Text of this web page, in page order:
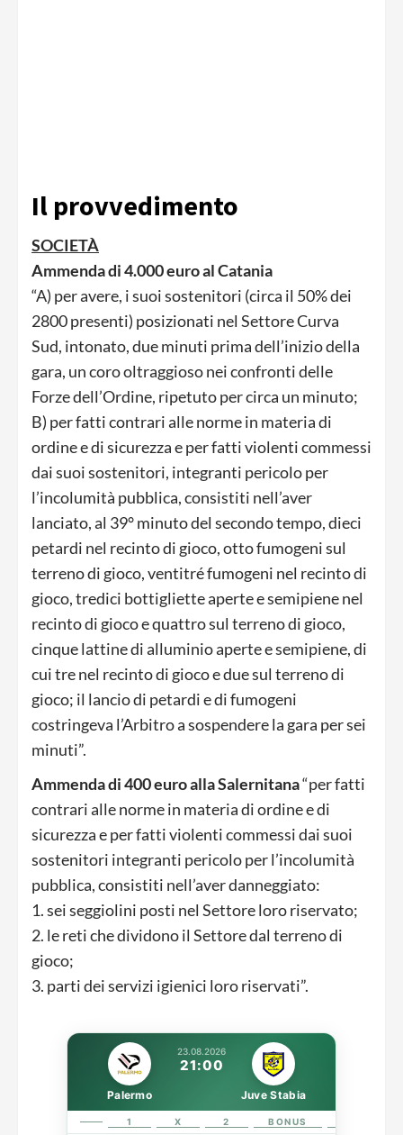
Il provvedimento
SOCIETÀ
Ammenda di 4.000 euro al Catania
“A) per avere, i suoi sostenitori (circa il 50% dei
2800 presenti) posizionati nel Settore Curva
Sud, intonato, due minuti prima dell’inizio della
gara, un coro oltraggioso nei confronti delle
Forze dell’Ordine, ripetuto per circa un minuto;
B) per fatti contrari alle norme in materia di
ordine e di sicurezza e per fatti violenti commessi
dai suoi sostenitori, integranti pericolo per
l’incolumità pubblica, consistiti nell’aver
lanciato, al 39° minuto del secondo tempo, dieci
petardi nel recinto di gioco, otto fumogeni sul
terreno di gioco, ventitré fumogeni nel recinto di
gioco, tredici bottigliette aperte e semipiene nel
recinto di gioco e quattro sul terreno di gioco,
cinque lattine di alluminio aperte e semipiene, di
cui tre nel recinto di gioco e due sul terreno di
gioco; il lancio di petardi e di fumogeni
costringeva l’Arbitro a sospendere la gara per sei
minuti”.
Ammenda di 400 euro alla Salernitana“per fatti
contrari alle norme in materia di ordine e di
sicurezza e per fatti violenti commessi dai suoi
sostenitori integranti pericolo per l’incolumità
pubblica, consistiti nell’aver danneggiato:
1. sei seggiolini posti nel Settore loro riservato;
2. le reti che dividono il Settore dal terreno di
gioco;
3. parti dei servizi igienici loro riservati”.
23.08.2026
21:00
Palermo Juve Stabia
1 X 2 BONUS